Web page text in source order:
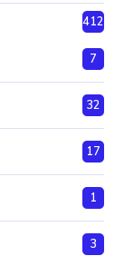
412
7
32
17
1
3